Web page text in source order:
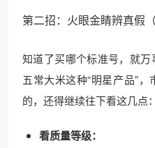
第二招：火眼金睛辨真假
知道了买哪个标准号，就
五常大米这种“明星产品”
的，还得继续往下看这几点：
看质量等级：